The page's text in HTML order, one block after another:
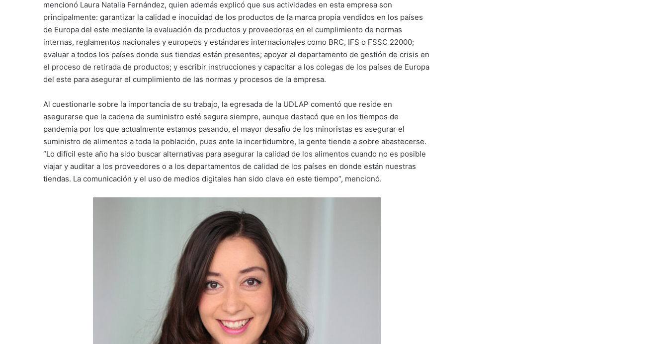
mencionó Laura Natalia Fernández, quien además explicó que sus actividades en esta empresa son
principalmente: garantizar la calidad e inocuidad de los productos de la marca propia vendidos en los países
de Europa del este mediante la evaluación de productos y proveedores en el cumplimiento de normas
internas, reglamentos nacionales y europeos y estándares internacionales como BRC, IFS o FSSC 22000;
evaluar a todos los países donde sus tiendas están presentes; apoyar al departamento de gestión de crisis en
el proceso de retirada de productos; y escribir instrucciones y capacitar a los colegas de los países de Europa
del este para asegurar el cumplimiento de las normas y procesos de la empresa.
Al cuestionarle sobre la importancia de su trabajo, la egresada de la UDLAP comentó que reside en
asegurarse que la cadena de suministro esté segura siempre, aunque destacó que en los tiempos de
pandemia por los que actualmente estamos pasando, el mayor desafío de los minoristas es asegurar el
suministro de alimentos a toda la población, pues ante la incertidumbre, la gente tiende a sobre abastecerse.
“Lo difícil este año ha sido buscar alternativas para asegurar la calidad de los alimentos cuando no es posible
viajar y auditar a los proveedores o a los departamentos de calidad de los países en donde están nuestras
tiendas. La comunicación y el uso de medios digitales han sido clave en este tiempo”, mencionó.